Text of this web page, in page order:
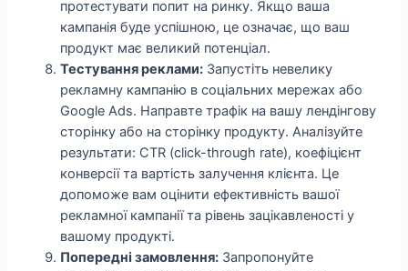
протестувати попит на ринку. Якщо ваша
кампанія буде успішною, це означає, що ваш
продукт має великий потенціал.
Тестування реклами: Запустіть невелику
рекламну кампанію в соціальних мережах або
Google Ads. Направте трафік на вашу лендінгову
сторінку або на сторінку продукту. Аналізуйте
результати: CTR (click-through rate), коефіцієнт
конверсії та вартість залучення клієнта. Це
допоможе вам оцінити ефективність вашої
рекламної кампанії та рівень зацікавленості у
вашому продукті.
Попередні замовлення: Запропонуйте